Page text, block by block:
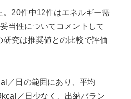
20件中12件はエネルギー需
当性についてコメントして
究は推奨値との比較で評価
／日の範囲にあり、平均
／日少なく、出納バラン